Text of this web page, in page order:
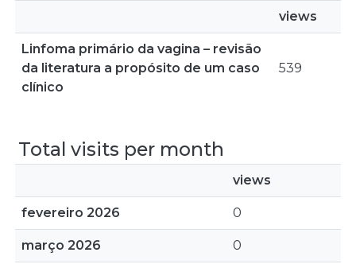
views
Linfoma primário da vagina – revisão
da literatura a propósito de um caso
clínico
539
Total visits per month
views
fevereiro 2026 0
março 2026 0